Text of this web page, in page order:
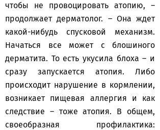
чтобы не провоцировать атопию, –
продолжает дерматолог. – Она ждет
какой-нибудь спусковой механизм.
Начаться все может с блошиного
дерматита. То есть укусила блоха – и
сразу запускается атопия. Либо
происходит нарушение в кормлении,
возникает пищевая аллергия и как
следствие – тоже атопия. В общем,
своеобразная профилактика: